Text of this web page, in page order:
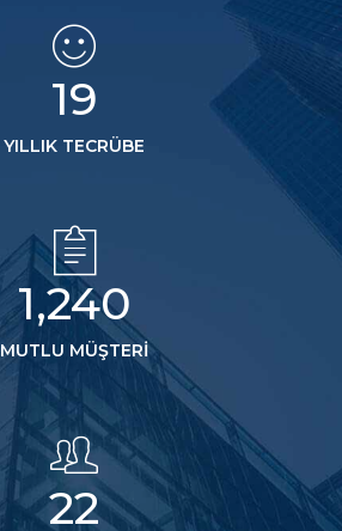
20
YILLIK TECRÜBE
1,250
MUTLU MÜŞTERI
23